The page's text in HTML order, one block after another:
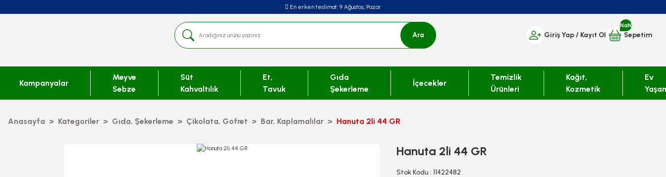
En erken teslimat: 9 Ağustos, Pazar
Ara Giriş Yap/ Kayıt Ol
NaN
Sepetim
Kampanyalar
Meyve
Sebze
Süt
Kahvaltılık
Et,
Tavuk
Gıda
Şekerleme
İçecekler
Temizlik
Ürünleri
Kağıt,
Kozmetik
Ev
Anasayfa Kategoriler Gıda, Şekerleme Çikolata, Gofret Bar, Kaplamalılar Hanuta 2li 44 GR
Hanuta 2li 44 GR
Stok Kodu : 11422482